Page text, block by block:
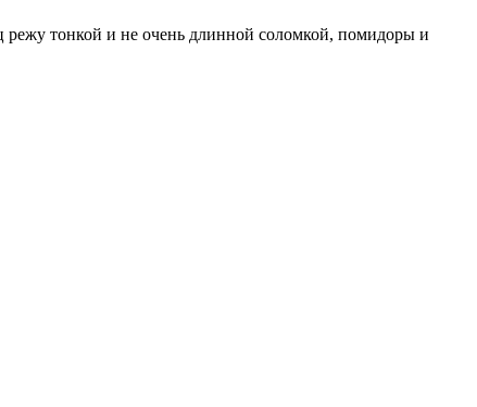
режу тонкой и не очень длинной соломкой, помидоры и